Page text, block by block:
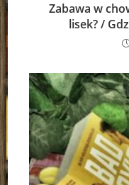
Zabawa w
lisek? /